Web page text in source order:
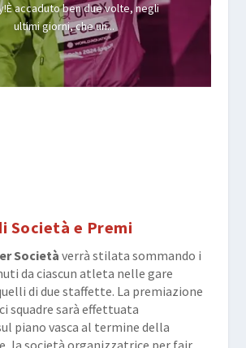
accaduto ben due volte, negli
ultimi giorni, che un...
Società e Premi
Società verrà stilata sommando i
da ciascun atleta nelle gare
di due staffette. La premiazione
squadre sarà effettuata
piano vasca al termine della